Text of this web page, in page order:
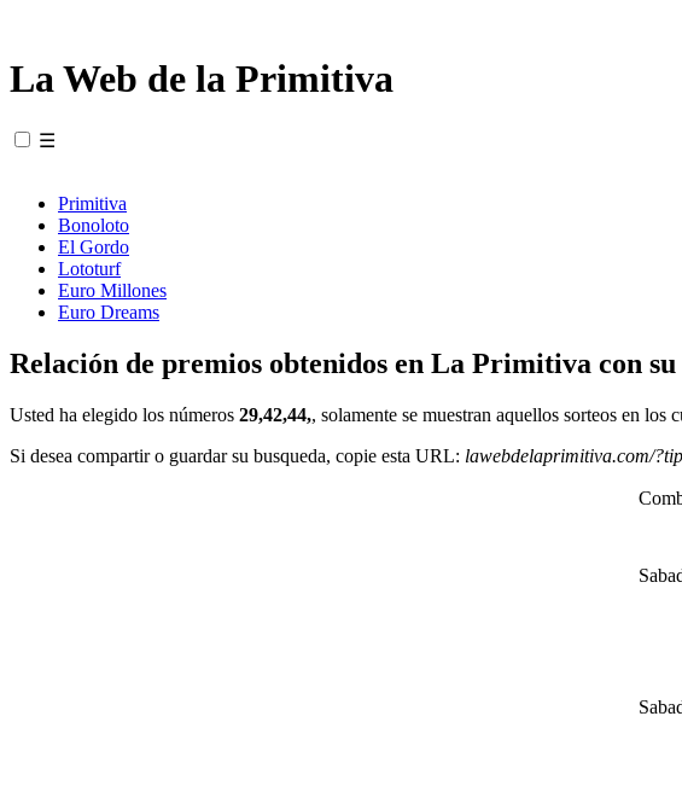
La Web de la Primitiva
☰
Primitiva
Bonoloto
El Gordo
Lototurf
Euro Millones
Euro Dreams
Relación de premios obtenidos en La Primitiva con
Usted ha elegido los números 29,42,44,, solamente se muestran aquellos sorteos en los
Si desea compartir o guardar su busqueda, copie esta URL: lawebdelaprimitiva.com/